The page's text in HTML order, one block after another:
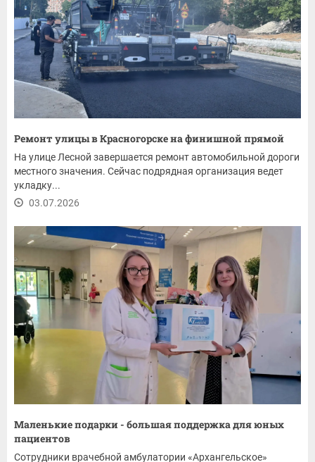
Ремонт улицы в Красногорске на финишной прямой
На улице Лесной завершается ремонт автомобильной дороги
местного значения. Сейчас подрядная организация ведет
укладку...
03.07.2026
Маленькие подарки - большая поддержка для юных
пациентов
Сотрудники врачебной амбулатории «Архангельское»